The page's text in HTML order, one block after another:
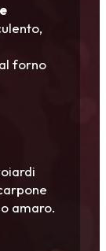
forno
amaro.